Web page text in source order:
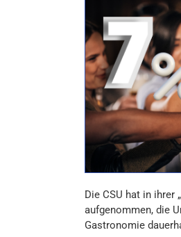
Die CSU hat in ihrer
aufgenommen, die
Gastronomie